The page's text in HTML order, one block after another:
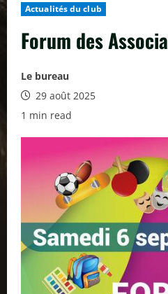
Actualités du club
Forum des
Le bureau
29 août 2025
1 min read